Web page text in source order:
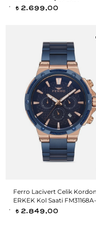
t 2.699,00
Ferro Lacivert Celik Kordon
ERKEK Kol Saati
t 2.849,00